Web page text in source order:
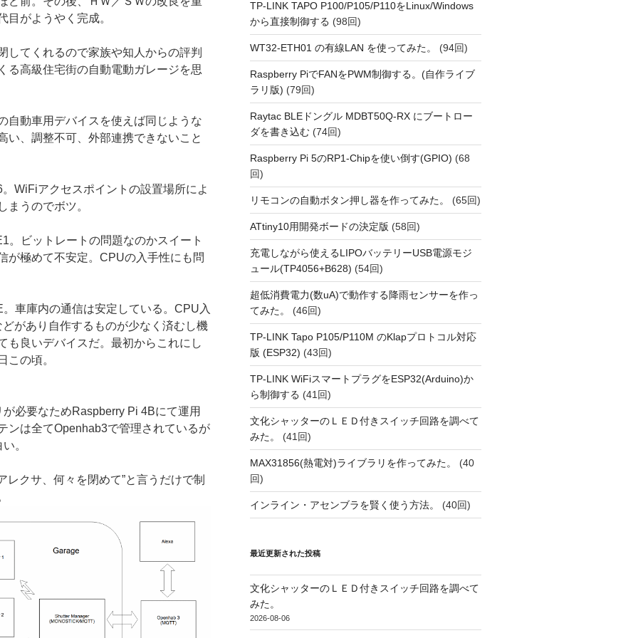
目がようやく完成。
してくれるので家族や知人からの評判
る高級住宅街の自動電動ガレージを思
自動車用デバイスを使えば同じような
い、調整不可、外部連携できないこと
WiFiアクセスポイントの設置場所によ
まうのでボツ。
。ビットレートの問題なのかスイート
が極めて不安定。CPUの入手性にも問
車庫内の通信は安定している。CPU入
があり自作するものが少なく済むし機
も良いデバイスだ。最初からこれにし
この頃。
必要なためRaspberry Pi 4Bにて運用
ンは全てOpenhab3で管理されているが
。
レクサ、何々を閉めて”と言うだけで制
TP-LINK TAPO P100/P105/P110をLinux/Windows
から直接制御する (98回)
WT32-ETH01 の有線LAN を使ってみた。 (94回)
Raspberry PiでFANをPWM制御する。(自作ライブ
ラリ版) (79回)
Raytac BLEドングル MDBT50Q-RX にブートロー
ダを書き込む(74回)
Raspberry Pi 5のRP1-Chipを使い倒す(GPIO) (68
回)
リモコンの自動ボタン押し器を作ってみた。 (65回)
ATtiny10用開発ボードの決定版 (58回)
充電しながら使えるLIPOバッテリーUSB電源モジ
ュール(TP4056+B628) (54回)
超低消費電力(数uA)で動作する降雨センサーを作っ
てみた。
(46回)
TP-LINK Tapo P105/P110M のKlapプロトコル対応
版 (ESP32) (43回)
TP-LINK WiFiスマートプラグをESP32(Arduino)か
ら制御する (41回)
文化シャッターのＬＥＤ付きスイッチ回路を調べて
みた。
(41回)
MAX31856(熱電対)ライブラリを作ってみた。
(40
回)
インライン・アセンブラを賢く使う方法。 (40回)
最近更新された投稿
文化シャッターのＬＥＤ付きスイッチ回路を調べて
みた。
2026-08-06